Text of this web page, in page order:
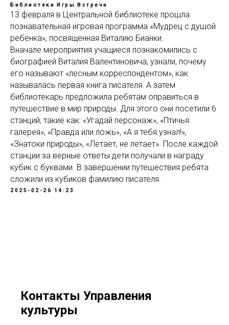
Библиотеки Игры Встречи
13 февраля в Центральной библиотеке прошла
познавательная игровая программа «Мудрец с душой
ребенка», посвященная Виталию Бианки.
Вначале мероприятия учащиеся познакомились с
биографией Виталия Валентиновича, узнали, почему
его называют «лесным корреспондентом», как
называлась первая книга писателя. А затем
библиотекарь предложила ребятам оправиться в
путешествие в мир природы. Для этого они посетили 6
станций, такие как: «Угадай персонаж», «Птичья
галерея», «Правда или ложь», «А я тебя узнал!»,
«Знатоки природы», «Летает, не летает». После каждой
станции за верные ответы дети получали в награду
кубик с буквами. В завершении путешествия ребята
сложили из кубиков фамилию писателя.
2025-02-26 14:23
Контакты Управления
культуры